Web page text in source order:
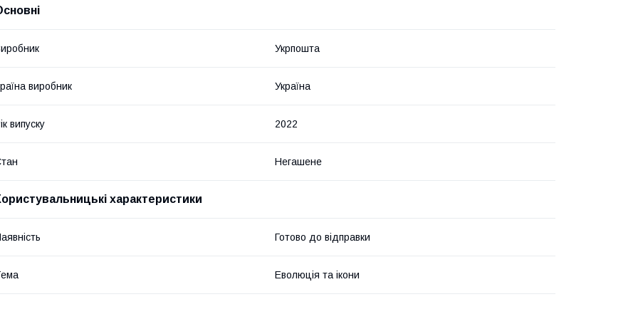
Укрпошта
виробник Україна
випуску 2022
Негашене
характеристики
Готово до відправки
Еволюція та ікони